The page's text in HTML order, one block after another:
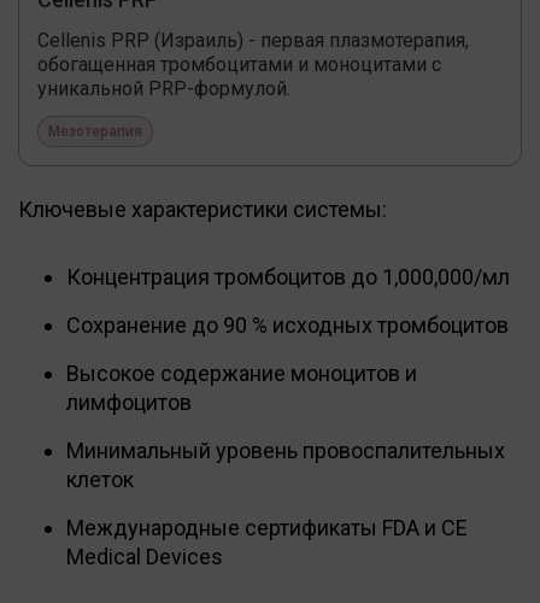
Cellenis PRP (Израиль) - первая плазмотерапия,
обогащенная тромбоцитами и моноцитами с
уникальной PRP-формулой.
Мезотерапия
Ключевые характеристики системы:
Концентрация тромбоцитов до 1,000,000/мл
Сохранение до 90 % исходных тромбоцитов
Высокое содержание моноцитов и
лимфоцитов
Минимальный уровень провоспалительных
клеток
Международные сертификаты FDA и CE
Medical Devices